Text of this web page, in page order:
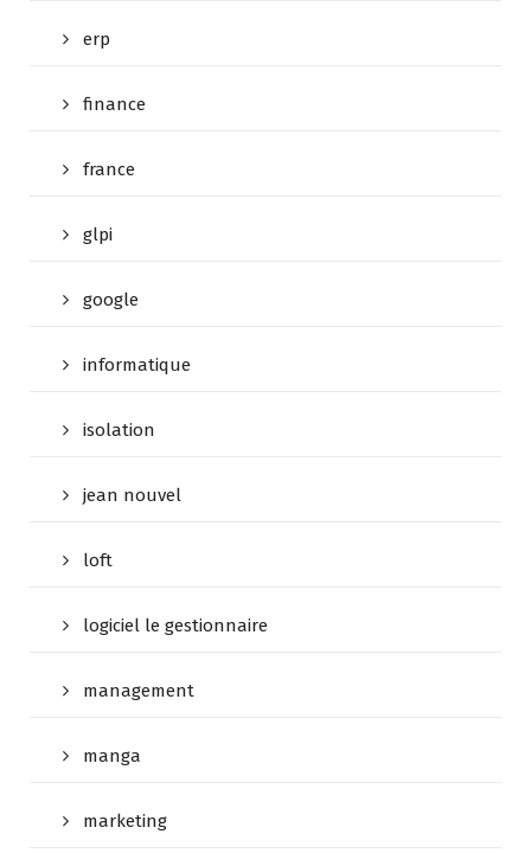
erp
finance
france
glpi
google
informatique
isolation
jean nouvel
loft
logiciel le gestionnaire
management
manga
marketing